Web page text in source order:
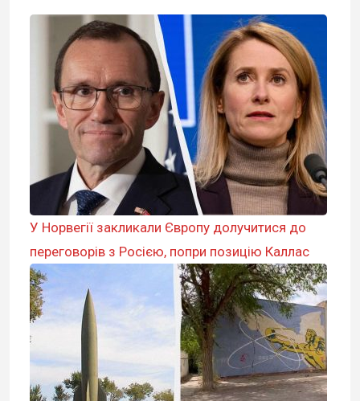
У Норвегії закликали Європу долучитися до
переговорів з Росією, попри позицію Каллас